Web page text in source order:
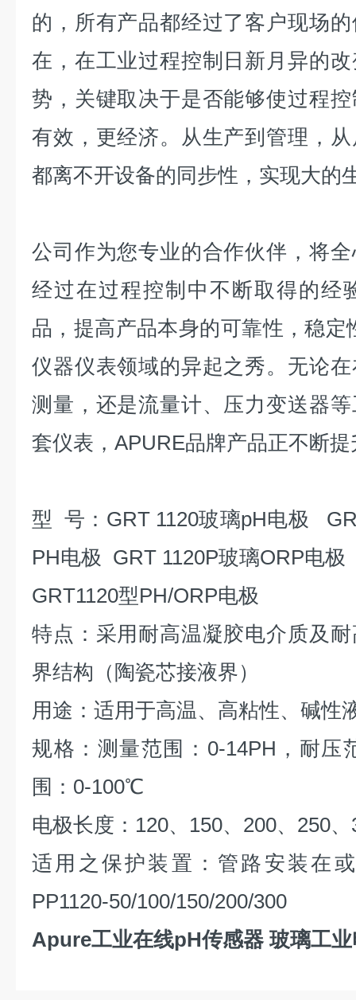
的，所有产品都经过了客户现场
在，在工业过程控制日新月异的
势，关键取决于是否能够使过程
有效，更经济。从生产到管理，
都离不开设备的同步性，实现大的
公司作为您专业的合作伙伴，将
经过在过程控制中不断取得的经
品，提高产品本身的可靠性，稳定
仪器仪表领域的异起之秀。无论
测量，还是流量计、压力变送器
套仪表，APURE品牌产品正不断提
型 号：GRT 1120玻璃pH电极
PH电极 GRT 1120P玻璃ORP电极
GRT1120型PH/ORP电极
特点：采用耐高温凝胶电介质及
界结构（陶瓷芯接液界）
用途：适用于高温、高粘性、碱性
规格：测量范围：0-14PH，耐压
围：0-100℃
电极长度：120、150、200、250
适用之保护装置：管路安装在
PP1120-50/100/150/200/300
Apure工业在线pH传感器 玻璃工